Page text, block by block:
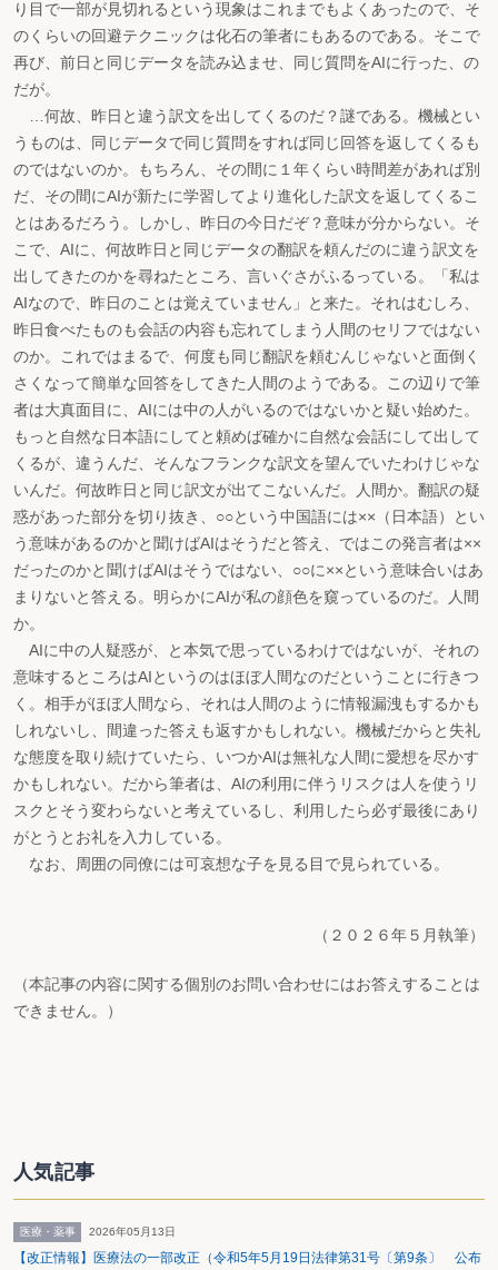
り目で一部が見切れるという現象はこれまでもよくあったので、そ
のくらいの回避テクニックは化石の筆者にもあるのである。そこで
再び、前日と同じデータを読み込ませ、同じ質問をAIに行った、の
だが。
…何故、昨日と違う訳文を出してくるのだ？謎である。機械とい
うものは、同じデータで同じ質問をすれば同じ回答を返してくるも
のではないのか。もちろん、その間に１年くらい時間差があれば別
だ、その間にAIが新たに学習してより進化した訳文を返してくるこ
とはあるだろう。しかし、昨日の今日だぞ？意味が分からない。そ
こで、AIに、何故昨日と同じデータの翻訳を頼んだのに違う訳文を
出してきたのかを尋ねたところ、言いぐさがふるっている。「私は
AIなので、昨日のことは覚えていません」と来た。それはむしろ、
昨日食べたものも会話の内容も忘れてしまう人間のセリフではない
のか。これではまるで、何度も同じ翻訳を頼むんじゃないと面倒く
さくなって簡単な回答をしてきた人間のようである。この辺りで筆
者は大真面目に、AIには中の人がいるのではないかと疑い始めた。
もっと自然な日本語にしてと頼めば確かに自然な会話にして出して
くるが、違うんだ、そんなフランクな訳文を望んでいたわけじゃな
いんだ。何故昨日と同じ訳文が出てこないんだ。人間か。翻訳の疑
惑があった部分を切り抜き、○○という中国語には××（日本語）とい
う意味があるのかと聞けばAIはそうだと答え、ではこの発言者は××
だったのかと聞けばAIはそうではない、○○に××という意味合いはあ
まりないと答える。明らかにAIが私の顔色を窺っているのだ。人間
か。
AIに中の人疑惑が、と本気で思っているわけではないが、それの
意味するところはAIというのはほぼ人間なのだということに行きつ
く。相手がほぼ人間なら、それは人間のように情報漏洩もするかも
しれないし、間違った答えも返すかもしれない。機械だからと失礼
な態度を取り続けていたら、いつかAIは無礼な人間に愛想を尽かす
かもしれない。だから筆者は、AIの利用に伴うリスクは人を使うリ
スクとそう変わらないと考えているし、利用したら必ず最後にあり
がとうとお礼を入力している。
なお、周囲の同僚には可哀想な子を見る目で見られている。
（２０２６年５月執筆）
（本記事の内容に関する個別のお問い合わせにはお答えすることは
できません。）
人気記事
医療・薬事 2026年05月13日
【改正情報】医療法の一部改正（令和5年5月19日法律第31号〔第9条〕 公布